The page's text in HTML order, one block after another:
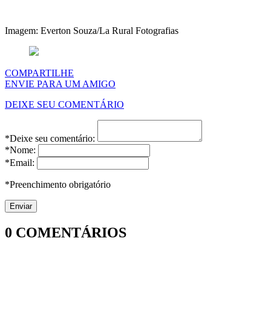
Imagem: Everton Souza/La Rural Fotografias
COMPARTILHE
ENVIE PARA UM AMIGO
DEIXE SEU COMENTÁRIO
*Deixe seu comentário:
*Nome:
*Email:
*Preenchimento obrigatório
0 COMENTÁRIOS